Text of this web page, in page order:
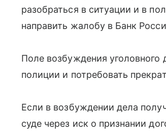
разобраться в ситуации и в
направить жалобу в Банк
Поле возбуждения
полиции и потребовать
Если в возбуждении дела
суде через иск о признании